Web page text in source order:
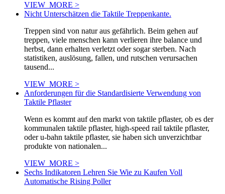
VIEW_MORE >
Nicht Unterschätzen die Taktile Treppenkante.
Treppen sind von natur aus gefährlich. Beim gehen auf
treppen, viele menschen kann verlieren ihre balance und
herbst, dann erhalten verletzt oder sogar sterben. Nach
statistiken, auslösung, fallen, und rutschen verursachen
tausend...
VIEW_MORE >
Anforderungen für die Standardisierte Verwendung von
Taktile Pflaster
Wenn es kommt auf den markt von taktile pflaster, ob es der
kommunalen taktile pflaster, high-speed rail taktile pflaster,
oder u-bahn taktile pflaster, sie haben sich unverzichtbar
produkte von nationalen...
VIEW_MORE >
Sechs Indikatoren Lehren Sie Wie zu Kaufen Voll
Automatische Rising Poller